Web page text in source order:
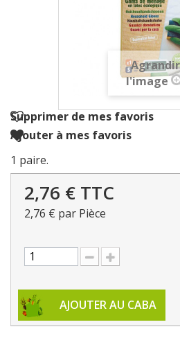
Agrandir
l'image
Supprimer de mes favoris
Ajouter à mes favoris
1 paire.
2,76 € TTC
2,76 € par Pièce
AJOUTER AU CABA